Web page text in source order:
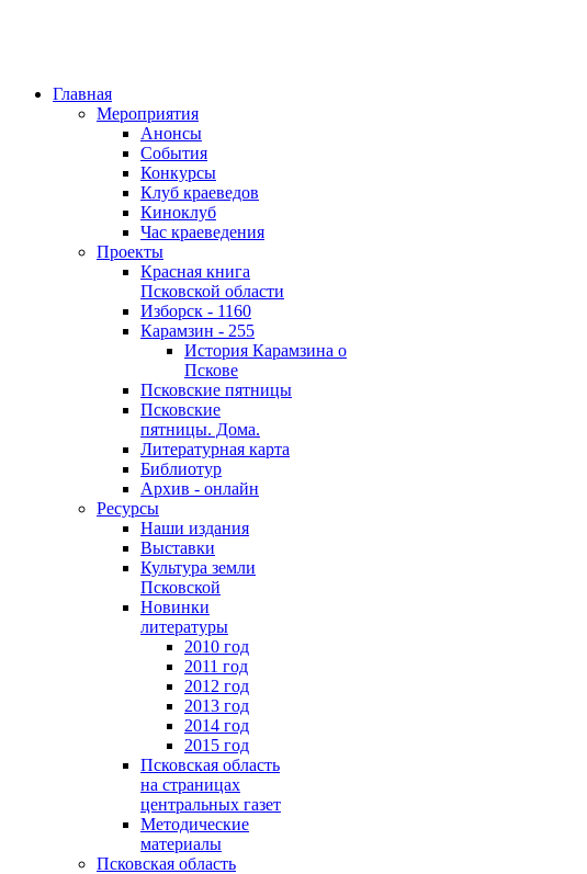
Главная
Мероприятия
Анонсы
События
Конкурсы
Клуб краеведов
Киноклуб
Час краеведения
Проекты
Красная книга
Псковской области
Изборск - 1160
Карамзин - 255
История Карамзина о
Пскове
Псковские пятницы
Псковские
пятницы. Дома.
Литературная карта
Библиотур
Архив - онлайн
Ресурсы
Наши издания
Выставки
Культура земли
Псковской
Новинки
литературы
2010 год
2011 год
2012 год
2013 год
2014 год
2015 год
Псковская область
на страницах
центральных газет
Методические
материалы
Псковская область